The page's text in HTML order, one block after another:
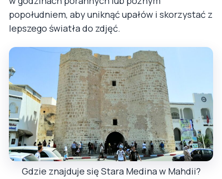
popołudniem, aby uniknąć upałów i skorzystać z
lepszego światła do zdjęć.
Gdzie znajduje się Stara Medina w Mahdii?